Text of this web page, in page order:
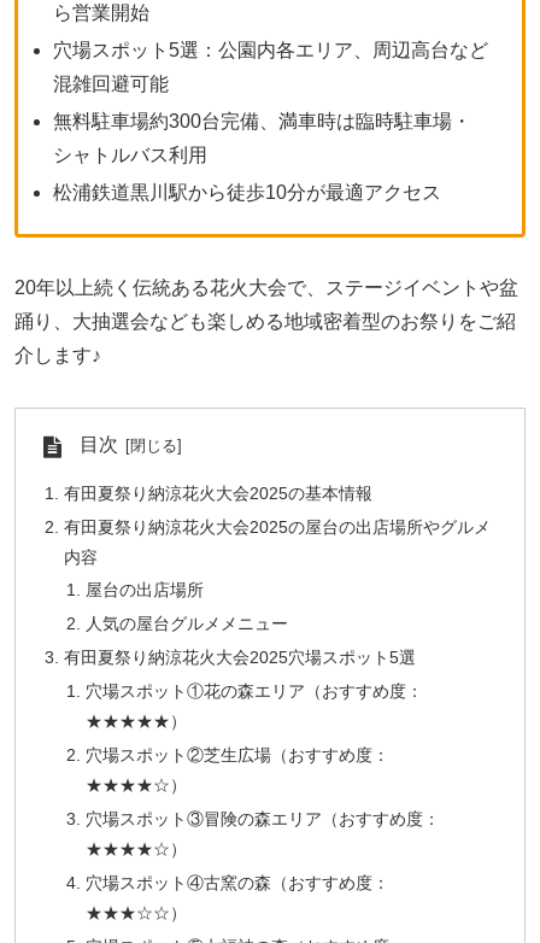
ら営業開始
穴場スポット5選：公園内各エリア、周辺高台など
混雑回避可能
無料駐車場約300台完備、満車時は臨時駐車場・
シャトルバス利用
松浦鉄道黒川駅から徒歩10分が最適アクセス
20年以上続く伝統ある花火大会で、ステージイベントや盆
踊り、大抽選会なども楽しめる地域密着型のお祭りをご紹
介します♪
目次
有田夏祭り納涼花火大会2025の基本情報
有田夏祭り納涼花火大会2025の屋台の出店場所やグルメ
内容
屋台の出店場所
人気の屋台グルメメニュー
有田夏祭り納涼花火大会2025穴場スポット5選
穴場スポット①花の森エリア（おすすめ度：
★★★★★）
穴場スポット②芝生広場（おすすめ度：
★★★★☆）
穴場スポット③冒険の森エリア（おすすめ度：
★★★★☆）
穴場スポット④古窯の森（おすすめ度：
★★★☆☆）